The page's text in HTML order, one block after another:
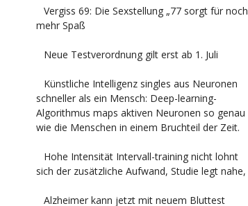
Vergiss 69: Die Sexstellung „77 sorgt für noch
mehr Spaß
Neue Testverordnung gilt erst ab 1. Juli
Künstliche Intelligenz singles aus Neuronen
schneller als ein Mensch: Deep-learning-
Algorithmus maps aktiven Neuronen so genau
wie die Menschen in einem Bruchteil der Zeit.
Hohe Intensität Intervall-training nicht lohnt
sich der zusätzliche Aufwand, Studie legt nahe,
Alzheimer kann jetzt mit neuem Bluttest